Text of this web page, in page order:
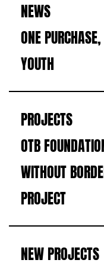
NEWS
ONE
YOUTH
PROJECTS
OTB
WITHOUT
PROJECT
NEW PROJECTS